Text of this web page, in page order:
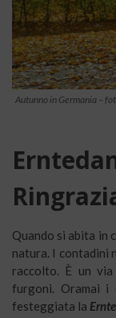
Autunno in Germania –
Quando si abita in
natura. I contadini
raccolto. È un
furgoni. Oramai
festeggiata la